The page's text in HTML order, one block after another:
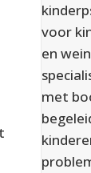
voor
en
met